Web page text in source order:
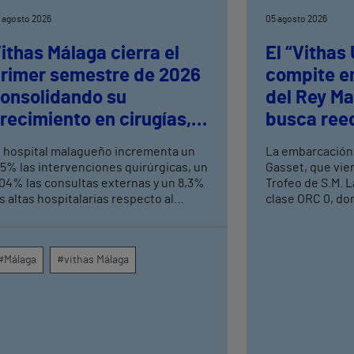
agosto 2026
Málaga cierra el
semestre de 2026
su
en cirugías,
externas y
hospitalarias
hospital malagueño incrementa un
las intervenciones quirúrgicas, un
las consultas externas y un 8,3%
altas hospitalarias respecto al
médicos de Vithas en la
dispara un 140% las
#vithas Málaga
05 agosto 2026
El “Vithas
compite
del Rey
busca
logrados
La
Gasset, que
Trofeo de S.M.
clase ORC 0,